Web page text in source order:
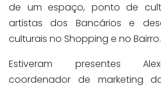
de um espaço, ponto de
artistas dos Bancários e
culturais no Shopping e no Bairro.
Estiveram presentes
coordenador de marketing